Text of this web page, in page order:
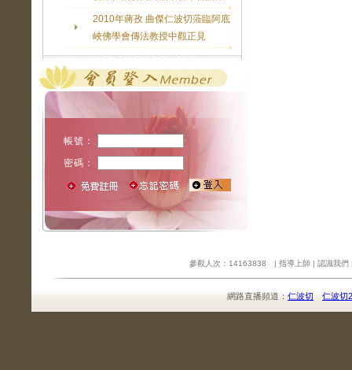
2010年蔣孜 曲傑仁波切蒞臨阿底
峽佛學會傳法教授中觀正見
帳號：
密碼：
參觀人次：14163838 | 指導上師 | 認識我們
網路直播頻道： 仁波切 仁波切2